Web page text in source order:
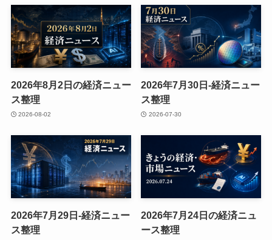
2026年8月2日の経済ニュー
ス整理
2026-08-02
2026年7月30日-経済ニュー
ス整理
2026-07-30
2026年7月29日-経済ニュー
ス整理
2026年7月24日の経済ニュ
ース整理